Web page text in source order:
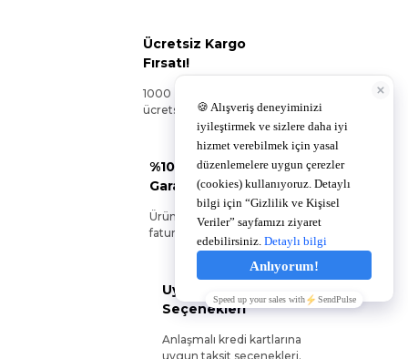
Ücretsiz Kargo
Fırsatı!
1000 TL ve üzeri siparişlerinizde
ücretsiz kargo!
%100 Orijinal Ürün
Garantisi
Ürünlerimiz %100 orijinal olup
faturanız ile birlikte gönderilir.
Uygun Ödeme
Seçenekleri
Anlaşmalı kredi kartlarına
uygun taksit seçenekleri.